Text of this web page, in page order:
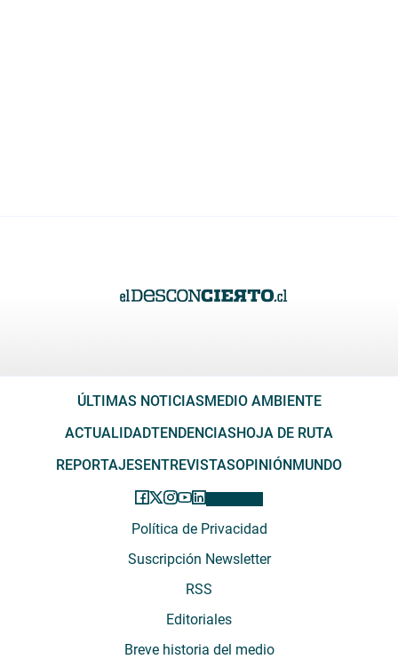
ÚLTIMAS NOTICIASMEDIO AMBIENTE
ACTUALIDADTENDENCIASHOJA DE RUTA
REPORTAJESENTREVISTASOPINIÓNMUNDO
Política de Privacidad
Suscripción Newsletter
RSS
Editoriales
Breve historia del medio